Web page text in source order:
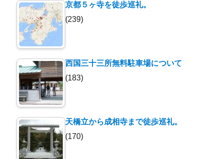
京都５ヶ寺を徒歩巡礼。
(239)
西国三十三所無料駐車場について
(183)
天橋立から成相寺まで徒歩巡礼。
(170)